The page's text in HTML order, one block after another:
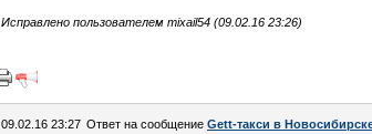
Исправлено пользователем mixail54 (09.02.16 23:26)
09.02.16 23:27 Ответ на сообщение Gett-такси в